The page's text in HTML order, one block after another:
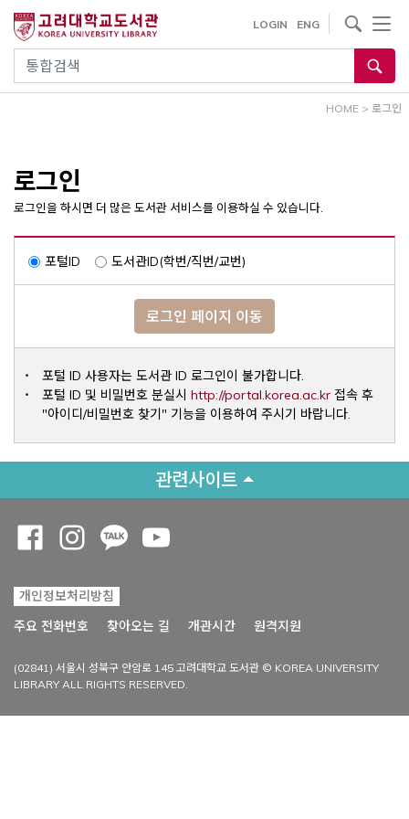
건
통합검색
LOGIN ENG
사이트내 검색
HOME > 로그인
로그인
로그인을 하시면 더 많은 도서관 서비스를 이용하실 수 있습니다.
포털ID 도서관ID(학번/직번/교번)
로그인 페이지 이동
포털 ID 사용자는 도서관 ID 로그인이 불가합니다.
포털 ID 및 비밀번호 분실시 http://portal.korea.ac.krOpens a
접속 후
"아이디/비밀번호 찾기" 기능을 이용하여 주시기 바랍니다.
관련사이트
개인정보처리방침
주요 전화번호
찾아오는 길 개관시간 원격지원
(02841) 서울시 성북구 안암로 145 고려대학교 도서관 © KOREA UNIVERSITY
LIBRARY ALL RIGHTS RESERVED.
Opens a new window
Opens a new window
Opens a new window